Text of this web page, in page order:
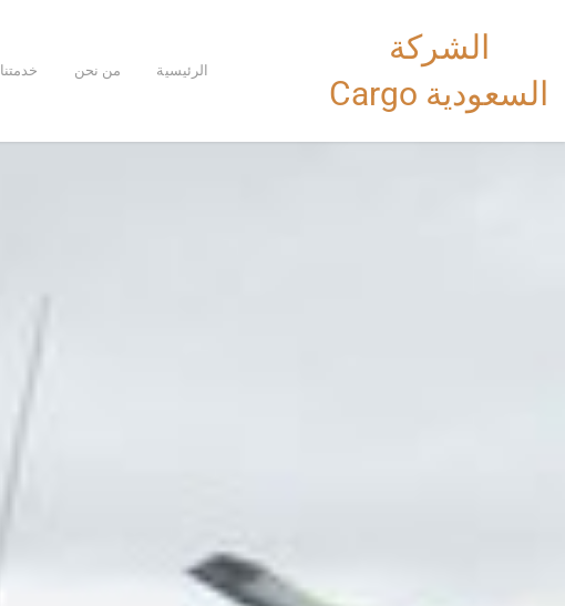
الشركة
السعودية Cargo
الرئيسية من نحن خدمتنا